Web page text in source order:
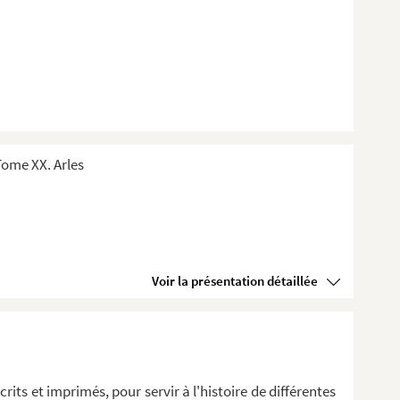
XX. Arles
Voir la présentation détaillée
et imprimés, pour servir à l'histoire de différentes